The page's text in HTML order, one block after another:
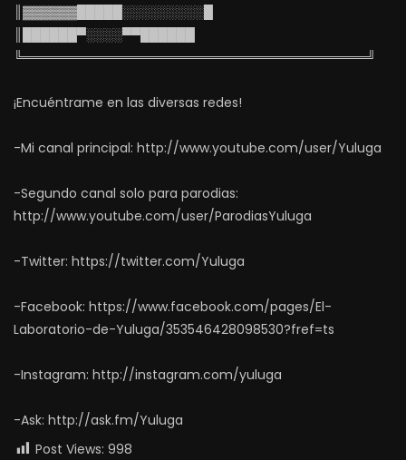
║▓▓▓▓▓▓█████░░░░░░░░░█
║██████▀░░░░▀▀██████
╚══════════════════════════════════════╝
¡Encuéntrame en las diversas redes!
-Mi canal principal: http://www.youtube.com/user/Yuluga
-Segundo canal solo para parodias:
http://www.youtube.com/user/ParodiasYuluga
-Twitter: https://twitter.com/Yuluga
-Facebook: https://www.facebook.com/pages/El-
Laboratorio-de-Yuluga/353546428098530?fref=ts
-Instagram: http://instagram.com/yuluga
-Ask: http://ask.fm/Yuluga
Post Views: 998